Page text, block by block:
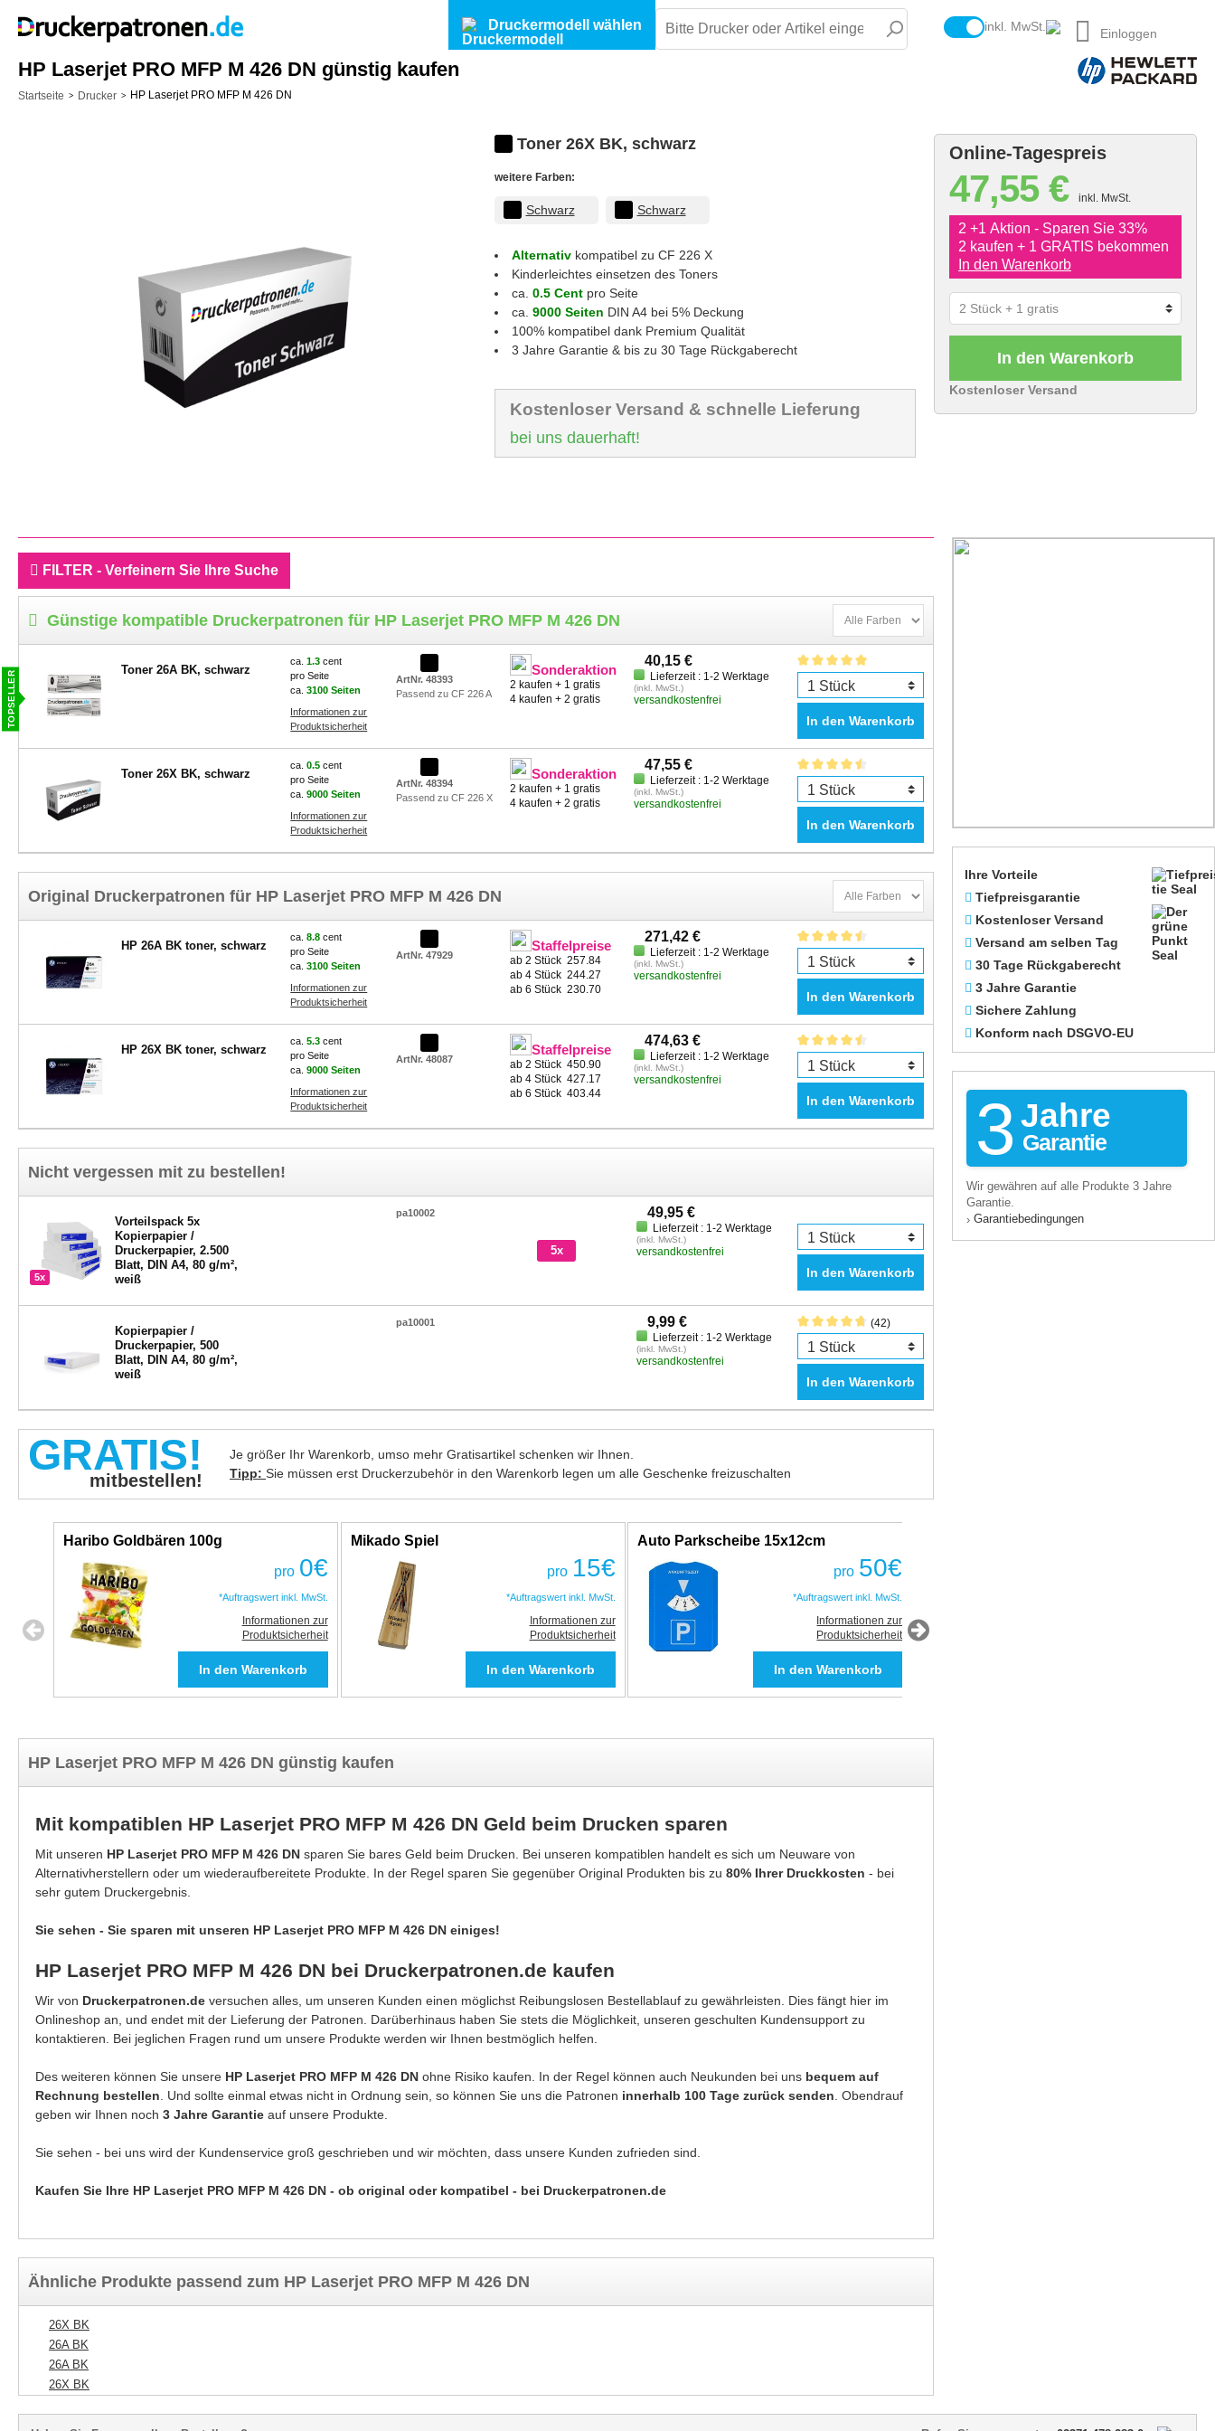
Druckermodell wählen inkl. MwSt. Einloggen
HP Laserjet PRO MFP M 426 DN günstig kaufen
Startseite > Drucker > HP Laserjet PRO MFP M 426 DN
Toner 26X BK, schwarz
weitere Farben:
Schwarz Schwarz
Alternativ kompatibel zu CF 226 X
Kinderleichtes einsetzen des Toners
ca. 0.5 Cent pro Seite
ca. 9000 Seiten DIN A4 bei 5% Deckung
100% kompatibel dank Premium Qualität
3 Jahre Garantie & bis zu 30 Tage Rückgaberecht
Kostenloser Versand & schnelle Lieferung
bei uns dauerhaft!
Online-Tagespreis
47,55 € inkl. MwSt.
2 +1 Aktion - Sparen Sie 33%
2 kaufen + 1 GRATIS bekommen
In den Warenkorb
In den Warenkorb
Kostenloser Versand
FILTER - Verfeinern Sie Ihre Suche
Günstige kompatible Druckerpatronen für HP Laserjet PRO MFP M 426 DN
Toner 26A BK, schwarz
ca.1.3cent
pro Seite
ca.3100 Seiten
Informationen zur
Produktsicherheit
ArtNr. 48393
Passend zu CF 226 A
Sonderaktion
2 kaufen + 1 gratis
4 kaufen + 2 gratis
40,15 €
Lieferzeit : 1-2 Werktage
(inkl. MwSt.)
versandkostenfrei
In den Warenkorb
Toner 26X BK, schwarz
ca.0.5cent
pro Seite
ca.9000 Seiten
Informationen zur
Produktsicherheit
ArtNr. 48394
Passend zu CF 226 X
Sonderaktion
2 kaufen + 1 gratis
4 kaufen + 2 gratis
47,55 €
Lieferzeit : 1-2 Werktage
(inkl. MwSt.)
versandkostenfrei
In den Warenkorb
Original Druckerpatronen für HP Laserjet PRO MFP M 426 DN
HP 26A BK toner, schwarz
ca.8.8cent
pro Seite
ca.3100 Seiten
Informationen zur
Produktsicherheit
ArtNr. 47929
Staffelpreise
ab 2 Stück257.84
ab 4 Stück244.27
ab 6 Stück230.70
271,42 €
Lieferzeit : 1-2 Werktage
(inkl. MwSt.)
versandkostenfrei
In den Warenkorb
HP 26X BK toner, schwarz
ca.5.3cent
pro Seite
ca.9000 Seiten
Informationen zur
Produktsicherheit
ArtNr. 48087
Staffelpreise
ab 2 Stück450.90
ab 4 Stück427.17
ab 6 Stück403.44
474,63 €
Lieferzeit : 1-2 Werktage
(inkl. MwSt.)
versandkostenfrei
In den Warenkorb
Nicht vergessen mit zu bestellen!
5x
Vorteilspack 5x
Kopierpapier /
Druckerpapier, 2.500
Blatt, DIN A4, 80 g/m²,
weiß
pa10002
5x
49,95 €
Lieferzeit : 1-2 Werktage
(inkl. MwSt.)
versandkostenfrei
In den Warenkorb
Kopierpapier /
Druckerpapier, 500
Blatt, DIN A4, 80 g/m²,
weiß
pa10001 9,99 €
Lieferzeit : 1-2 Werktage
(inkl. MwSt.)
versandkostenfrei
(42)
In den Warenkorb
GRATIS!
mitbestellen!
Je größer Ihr Warenkorb, umso mehr Gratisartikel schenken wir Ihnen.
Tipp: Sie müssen erst Druckerzubehör in den Warenkorb legen um alle Geschenke freizuschalten
Haribo Goldbären 100g
pro 0€
*Auftragswert inkl. MwSt.
Informationen zur
Produktsicherheit
Mikado Spiel
pro 15€
*Auftragswert inkl. MwSt.
Informationen zur
Produktsicherheit
Auto Parkscheibe 15x12cm
pro 50€
*Auftragswert inkl. MwSt.
Informationen zur
Produktsicherheit
HP Laserjet PRO MFP M 426 DN günstig kaufen
Mit kompatiblen HP Laserjet PRO MFP M 426 DN Geld beim Drucken sparen
Mit unseren HP Laserjet PRO MFP M 426 DN sparen Sie bares Geld beim Drucken. Bei unseren kompatiblen handelt es sich um Neuware von
Alternativherstellern oder um wiederaufbereitete Produkte. In der Regel sparen Sie gegenüber Original Produkten bis zu 80% Ihrer Druckkosten - bei
sehr gutem Druckergebnis.
Sie sehen - Sie sparen mit unseren HP Laserjet PRO MFP M 426 DN einiges!
HP Laserjet PRO MFP M 426 DN bei Druckerpatronen.de kaufen
Wir von Druckerpatronen.de versuchen alles, um unseren Kunden einen möglichst Reibungslosen Bestellablauf zu gewährleisten. Dies fängt hier im
Onlineshop an, und endet mit der Lieferung der Patronen. Darüberhinaus haben Sie stets die Möglichkeit, unseren geschulten Kundensupport zu
kontaktieren. Bei jeglichen Fragen rund um unsere Produkte werden wir Ihnen bestmöglich helfen.
Des weiteren können Sie unsere HP Laserjet PRO MFP M 426 DN ohne Risiko kaufen. In der Regel können auch Neukunden bei uns bequem auf
Rechnung bestellen . Und sollte einmal etwas nicht in Ordnung sein, so können Sie uns die Patronen innerhalb 100 Tage zurück senden . Obendrauf
geben wir Ihnen noch 3 Jahre Garantie auf unsere Produkte.
Sie sehen - bei uns wird der Kundenservice groß geschrieben und wir möchten, dass unsere Kunden zufrieden sind.
Kaufen Sie Ihre HP Laserjet PRO MFP M 426 DN - ob original oder kompatibel - bei Druckerpatronen.de
Ähnliche Produkte passend zum HP Laserjet PRO MFP M 426 DN
26X BK
26A BK
26A BK
26X BK
Ihre Vorteile
Tiefpreisgarantie
Kostenloser Versand
Versand am selben Tag
30 Tage Rückgaberecht
3 Jahre Garantie
Sichere Zahlung
Konform nach DSGVO-EU
3 Jahre
Garantie
Wir gewähren auf alle Produkte 3 Jahre
Garantie.
› Garantiebedingungen